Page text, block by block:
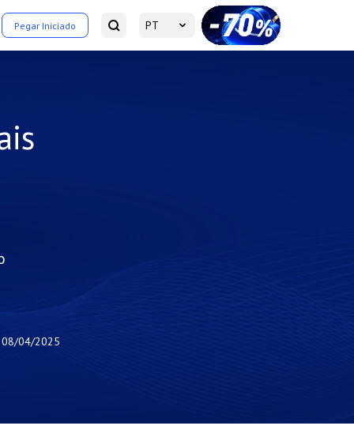
Pegar Iniciado PT
08/04/2025